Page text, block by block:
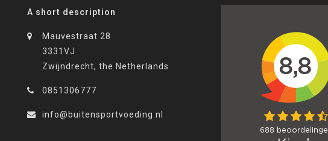
A short description
Mauvestraat 28
3331VJ
Zwijndrecht, the Netherlands
0851306777
info@buitensportvoeding.nl